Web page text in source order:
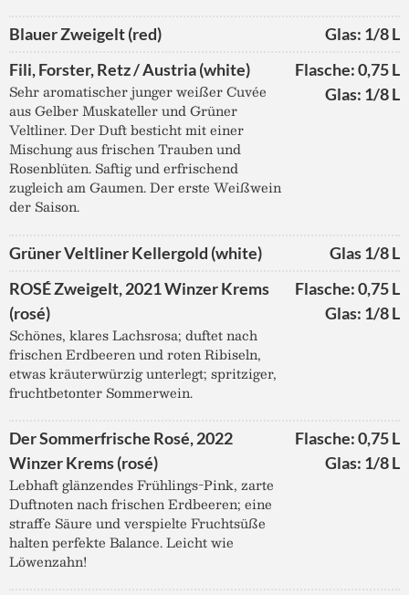
Blauer Zweigelt (red)
Glas: 1/8 L
Fili, Forster, Retz / Austria (white)
Sehr aromatischer junger weißer Cuvée
aus Gelber Muskateller und Grüner
Veltliner. Der Duft besticht mit einer
Mischung aus frischen Trauben und
Rosenblüten. Saftig und erfrischend
zugleich am Gaumen. Der erste Weißwein
der Saison.
Flasche: 0,75 L
Glas: 1/8 L
Grüner Veltliner Kellergold (white)
Glas 1/8 L
ROSÉ Zweigelt, 2021 Winzer Krems
(rosé)
Schönes, klares Lachsrosa; duftet nach
frischen Erdbeeren und roten Ribiseln,
etwas kräuterwürzig unterlegt; spritziger,
fruchtbetonter Sommerwein.
Flasche: 0,75 L
Glas: 1/8 L
Der Sommerfrische Rosé, 2022
Winzer Krems (rosé)
Lebhaft glänzendes Frühlings-Pink, zarte
Duftnoten nach frischen Erdbeeren; eine
straffe Säure und verspielte Fruchtsüße
halten perfekte Balance. Leicht wie
Löwenzahn!
Flasche: 0,75 L
Glas: 1/8 L